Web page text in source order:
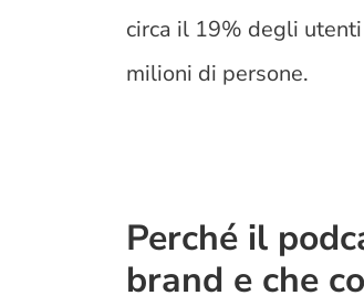
circa il 19% degli
milioni di persone.
Perché il
brand e che